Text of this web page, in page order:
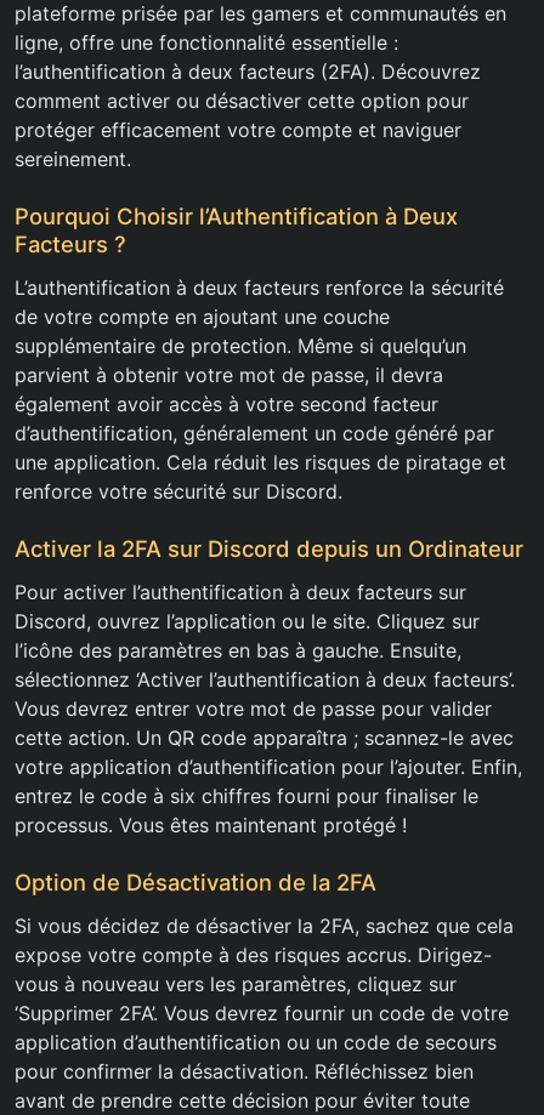
plateforme prisée par les gamers et communautés en
ligne, offre une fonctionnalité essentielle :
l’authentification à deux facteurs (2FA). Découvrez
comment activer ou désactiver cette option pour
protéger efficacement votre compte et naviguer
sereinement.
Pourquoi Choisir l’Authentification à Deux
Facteurs ?
L’authentification à deux facteurs renforce la sécurité
de votre compte en ajoutant une couche
supplémentaire de protection. Même si quelqu’un
parvient à obtenir votre mot de passe, il devra
également avoir accès à votre second facteur
d’authentification, généralement un code généré par
une application. Cela réduit les risques de piratage et
renforce votre sécurité sur Discord.
Activer la 2FA sur Discord depuis un Ordinateur
Pour activer l’authentification à deux facteurs sur
Discord, ouvrez l’application ou le site. Cliquez sur
l’icône des paramètres en bas à gauche. Ensuite,
sélectionnez ‘Activer l’authentification à deux facteurs’.
Vous devrez entrer votre mot de passe pour valider
cette action. Un QR code apparaîtra ; scannez-le avec
votre application d’authentification pour l’ajouter. Enfin,
entrez le code à six chiffres fourni pour finaliser le
processus. Vous êtes maintenant protégé !
Option de Désactivation de la 2FA
Si vous décidez de désactiver la 2FA, sachez que cela
expose votre compte à des risques accrus. Dirigez-
vous à nouveau vers les paramètres, cliquez sur
‘Supprimer 2FA’. Vous devrez fournir un code de votre
application d’authentification ou un code de secours
pour confirmer la désactivation. Réfléchissez bien
avant de prendre cette décision pour éviter toute